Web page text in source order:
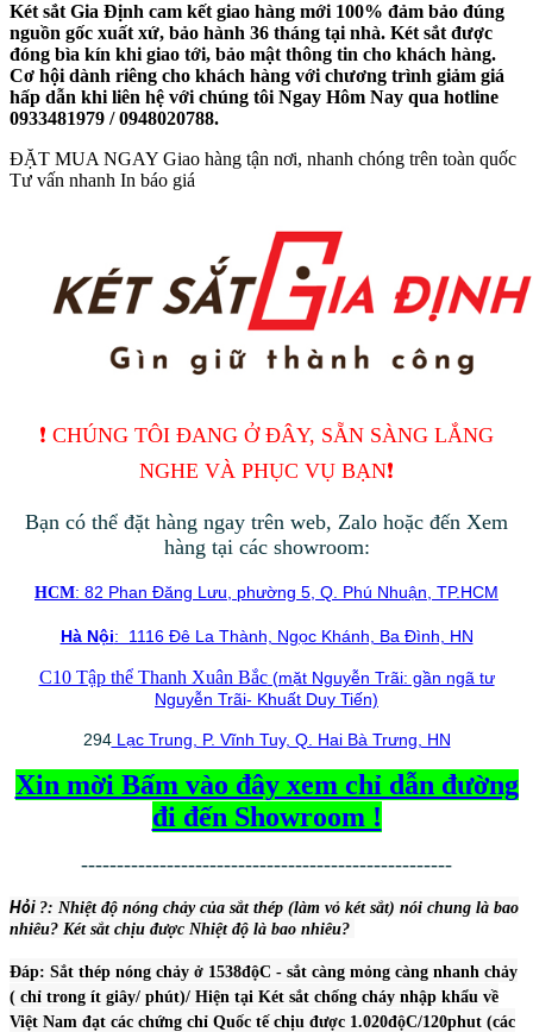
Két sắt Gia Định cam kết giao hàng mới 100% đảm bảo đúng
nguồn gốc xuất xứ, bảo hành 36 tháng tại nhà. Két sắt được
đóng bìa kín khi giao tới, bảo mật thông tin cho khách hàng.
Cơ hội dành riêng cho khách hàng với chương trình giảm giá
hấp dẫn khi liên hệ với chúng tôi Ngay Hôm Nay qua hotline
0933481979 / 0948020788.
ĐẶT MUA NGAY Giao hàng tận nơi, nhanh chóng trên toàn quốc
Tư vấn nhanh In báo giá
❗️ CHÚNG TÔI ĐANG Ở ĐÂY, SẴN SÀNG LẮNG
NGHE VÀ PHỤC VỤ BẠN❗️
Bạn có thể đặt hàng ngay trên web, Zalo hoặc đến Xem
hàng tại các showroom:
HCM: 82 Phan Đăng Lưu, phường 5, Q. Phú Nhuận, TP.HCM
Hà Nội: 1116 Đê La Thành, Ngọc Khánh, Ba Đình, HN
C10 Tập thể Thanh Xuân Bắc(mặt Nguyễn Trãi: gần ngã tư
Nguyễn Trãi- Khuất Duy Tiến)
294Lạc Trung, P. Vĩnh Tuy, Q. Hai Bà Trưng, HN
Xin mời Bấm vào đây xem chỉ dẫn đường
đi đến Showroom !
----------------------------------------------------
Hỏi ?: Nhiệt độ nóng chảy của sắt thép (làm vỏ két sắt) nói chung là bao
nhiêu? Két sắt chịu được Nhiệt độ là bao nhiêu?
Đáp: Sắt thép nóng chảy ở 1538độC - sắt càng mỏng càng nhanh chảy
( chỉ trong ít giây/ phút)/ Hiện tại Két sắt chống cháy nhập khẩu về
Việt Nam đạt các chứng chỉ Quốc tế chịu được 1.020độC/120phut (các